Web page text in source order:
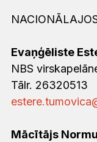
Evaņģēliste
NBS
Tālr. 26320513
Mācītājs